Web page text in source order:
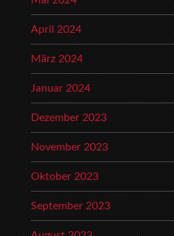
April 2024
März 2024
Januar 2024
Dezember 2023
November 2023
Oktober 2023
September 2023